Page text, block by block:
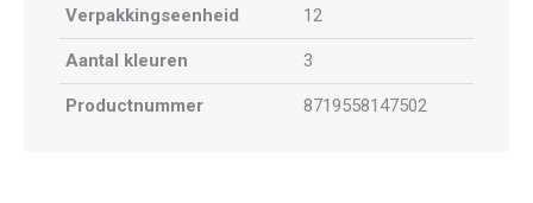
Verpakkingseenheid 12
Aantal kleuren 3
Productnummer 8719558147502